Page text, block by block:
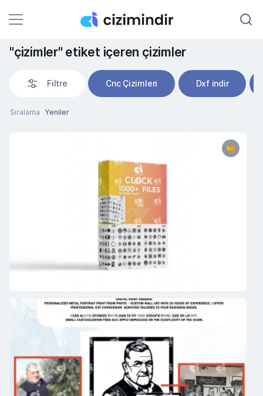
"çizimler" etiket içeren çizimler
Filtre Cnc Çizimleri Dxf indir
Sıralama Yeniler